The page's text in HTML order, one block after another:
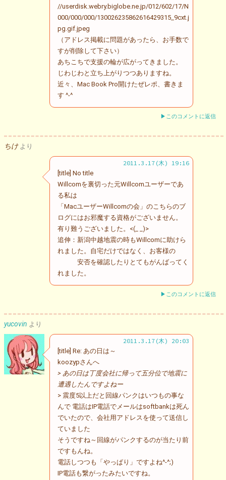
//userdisk.webry.biglobe.ne.jp/012/602/17/N
000/000/000/130026235862616429315_9cxt.j
pg.gif.jpeg
（アドレス掲載に問題があったら、お手数で
すが削除して下さい）
あちこちで支援の輪が広がってきました。
じわじわと立ち上がりつつありますね。
近々、Mac Book Pro開けたぜレポ、書きま
す ^-^
▶このコメントに返信
ちけ より
2011.3.17(木) 19:16
[title] No title
Willcomを裏切った元Willcomユーザーであ
る私は
「MacユーザーWillcomの会」のこちらのブ
ログにはお邪魔する資格がございません。
有り難うございました。<(_ _)>
追伸：新潟中越地震の時もWillcomに助けら
れました。自宅だけではなく、お客様の
安否を確認したりとてもがんばってく
れました。
▶このコメントに返信
yucovin より
2011.3.17(木) 20:03
[title] Re: あの日は～
koozypさんへ
> あの日は丁度会社に帰って五分位で地震に
遭遇したんですよねー
> 震度5以上だと回線パンクはいつもの事な
んで 電話はIP電話でメールはsoftbankは死ん
でいたので、会社用アドレスを使って送信し
ていました
そうですね～回線がパンクするのが当たり前
ですもんね。
電話しつつも「やっぱり」ですよね^-^;)
IP電話も繋がったみたいですね。